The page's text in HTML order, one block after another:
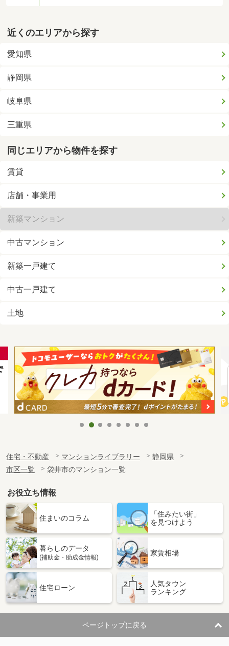
近くのエリアから探す
愛知県
静岡県
岐阜県
三重県
同じエリアから物件を探す
賃貸
店舗・事業用
新築マンション
中古マンション
新築一戸建て
中古一戸建て
土地
住宅・不動産 マンションライブラリー
静岡県
市区一覧
袋井市のマンション一覧
お役立ち情報
住まいのコラム
「住みたい街」
を見つけよう
暮らしのデータ
(補助金・助成金情報)
家賃相場
住宅ローン
人気タウン
ランキング
ページトップに戻る